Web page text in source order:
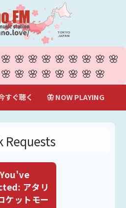
すぐ聴く 🦋 NOW PLAYING
Requests
You've
アタリ
ケットモー